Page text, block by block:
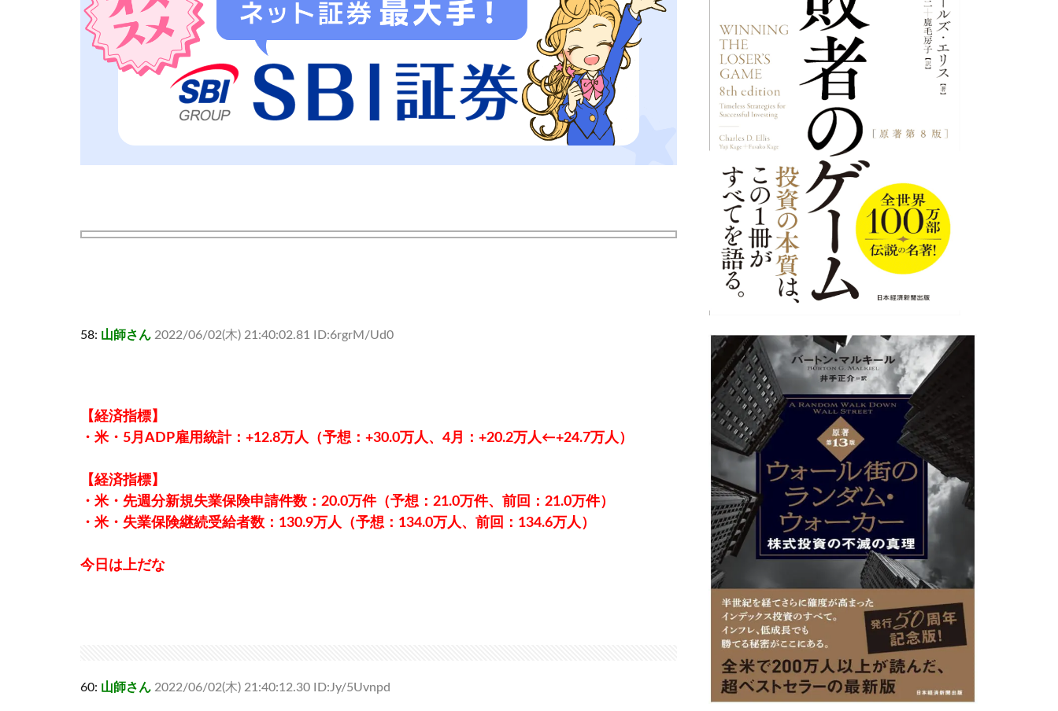
58: 山師さん 2022/06/02(木) 21:40:02.81 ID:6rgrM/Ud0
【経済指標】
・米・5月ADP雇用統計：+12.8万人（予想：+30.0万人、4月：+20.2万人←+24.7万人）
【経済指標】
・米・先週分新規失業保険申請件数：20.0万件（予想：21.0万件、前回：21.0万件）
・米・失業保険継続受給者数：130.9万人（予想：134.0万人、前回：134.6万人）
今日は上だな
60: 山師さん 2022/06/02(木) 21:40:12.30 ID:Jy/5Uvnpd